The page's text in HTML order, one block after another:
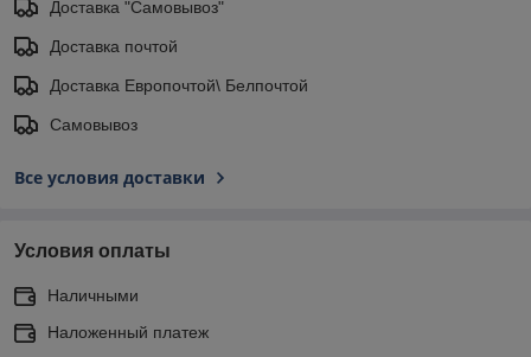
Доставка "Самовывоз"
Доставка почтой
Доставка Европочтой\ Белпочтой
Самовывоз
Все условия доставки
Условия оплаты
Наличными
Наложенный платеж